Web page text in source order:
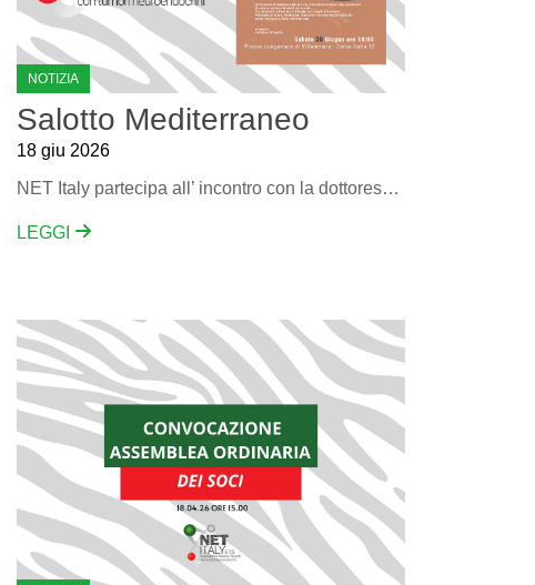
NOTIZIA
Salotto Mediterraneo
18 giu 2026
NET Italy partecipa all’ incontro con la dottoressa Daniela La Padula per raccontare una realtà complessa e poco nota al grande pubblico, dove la rarità è di casa. Nei tumori neuroendocrini la prevenzione e la gestione della patologia partono proprio dalla conoscenza.
LEGGI